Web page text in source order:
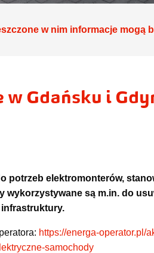
w nim informacje mogą
Gdańsku i
potrzeb elektromonterów,
wykorzystywane są m.in. do
https://energa-operator.pl/
samochody